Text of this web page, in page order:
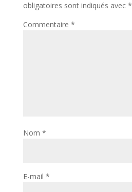
obligatoires sont indiqués avec *
Commentaire *
Nom *
E-mail *